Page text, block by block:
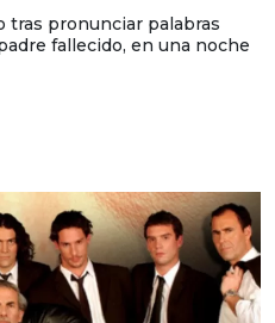
tras pronunciar palabras
fallecido, en una noche